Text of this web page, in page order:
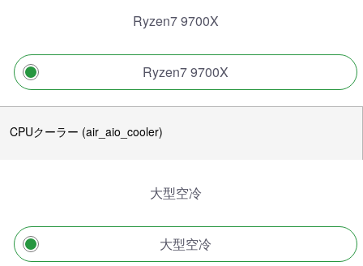
Ryzen7 9700X
Ryzen7 9700X
CPUクーラー (air_aio_cooler)
大型空冷
大型空冷